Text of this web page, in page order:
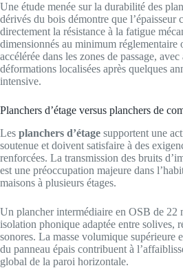
Une étude menée sur la durabilité des
dérivés du bois démontre que l’épaisseur
directement la résistance à la fatigue
dimensionnés au minimum réglementaire
accélérée dans les zones de passage,
déformations localisées après quelques
intensive.
Planchers d’étage versus planchers de
Les planchers d’étage supportent une
soutenue et doivent satisfaire à des
renforcées. La transmission des bruits
est une préoccupation majeure dans
maisons à plusieurs étages.
Un plancher intermédiaire en OSB de 22
isolation phonique adaptée entre solives,
sonores. La masse volumique supérieure
du panneau épais contribuent à
global de la paroi horizontale.